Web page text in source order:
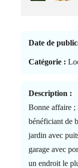
Date de
Catégorie :
Description :
Bonne affaire ;
bénéficiant de
jardin avec
garage avec
un endroit le